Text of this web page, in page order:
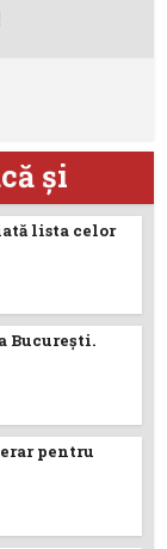
şi
lista celor
București.
pentru